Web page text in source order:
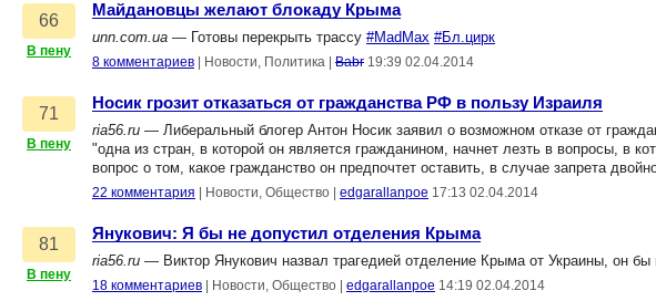
66
В пену
Майдановцы желают блокаду Крыма
unn.com.ua — Готовы перекрыть трассу #MadMax #Бл.цирк
8 комментариев Новости, Политика Babr 19:39 02.04.2014
71
В пену
Носик грозит отказаться от гражданства РФ в пользу Израиля
ria56.ru — Либеральный блогер Антон Носик заявил о возможном отказе от
"одна из стран, в которой он является гражданином, начнет лезть в вопросы, в
вопрос о том, какое гражданство он предпочтет оставить, в случае запрета
22 комментария Новости, Общество edgarallanpoe 17:13 02.04.2014
81
В пену
Янукович: Я бы не допустил отделения Крыма
ria56.ru — Виктор Янукович назвал трагедией отделение Крыма от Украины, он бы
18 комментариев Новости, Общество edgarallanpoe 14:19 02.04.2014